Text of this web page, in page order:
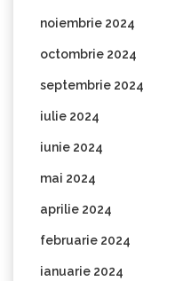
noiembrie 2024
octombrie 2024
septembrie 2024
iulie 2024
iunie 2024
mai 2024
aprilie 2024
februarie 2024
ianuarie 2024